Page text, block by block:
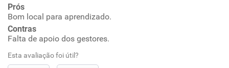
Ambiente de trabalho
Conciliação com a vida familiar
Benefícios
Prós
Bom local para aprendizado.
Contras
Falta de apoio dos gestores.
Esta avaliação foi útil?